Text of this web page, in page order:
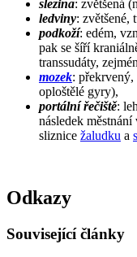
slezina: zvětšená
ledviny: zvětšené,
podkoží: edém,
pak se šíří
transsudáty,
mozek: překrvený,
oploštělé gyry),
portální řečiště:
následek
sliznice žaludku a
Odkazy
Související články